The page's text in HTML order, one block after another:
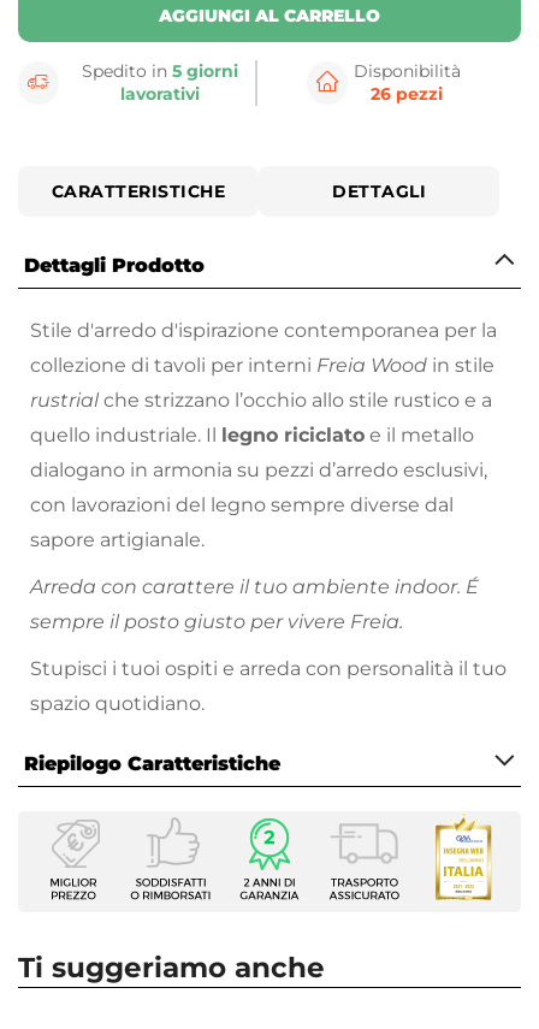
AGGIUNGI AL CARRELLO
Spedito in5 giorni
lavorativi
Disponibilità
26 pezzi
CARATTERISTICHE DETTAGLI
Dettagli Prodotto
Stile d'arredo d'ispirazione contemporanea per la
collezione di tavoli per interni Freia Wood in stile
rustrial che strizzano l’occhio allo stile rustico e a
quello industriale. Il
legno riciclato e il metallo
dialogano in armonia su pezzi d’arredo esclusivi,
con lavorazioni del legno sempre diverse dal
sapore artigianale.
Arreda con carattere il tuo ambiente indoor. É
sempre il posto giusto per vivere Freia.
Stupisci i tuoi ospiti e arreda con personalità il tuo
spazio quotidiano.
Riepilogo Caratteristiche
Caratteristiche
Serie
Freia Wood
Tavolo fisso
Dimensioni
Ti suggeriamo anche